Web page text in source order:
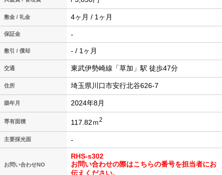
敷金 / 礼金 4ヶ月 / 1ヶ月
保証金 -
敷引 / 償却 - / 1ヶ月
交通 東武伊勢崎線「草加」駅 徒歩47分
住所 埼玉県川口市安行北谷626-7
築年月 2024年8月
専有面積 117.82ｍ2
主要採光面 -
お問い合わせNO
RHS-s302
お問い合わせの際はこちらの番号を担当者にお
伝えください。